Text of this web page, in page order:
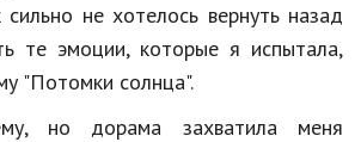
не хотелось вернуть назад
те эмоции, которые я испытала,
"Потомки солнца".
но дорама захватила меня